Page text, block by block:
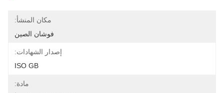
مكان المنشأ:
فوشان الصين
إصدار الشهادات:
ISO GB
مادة: